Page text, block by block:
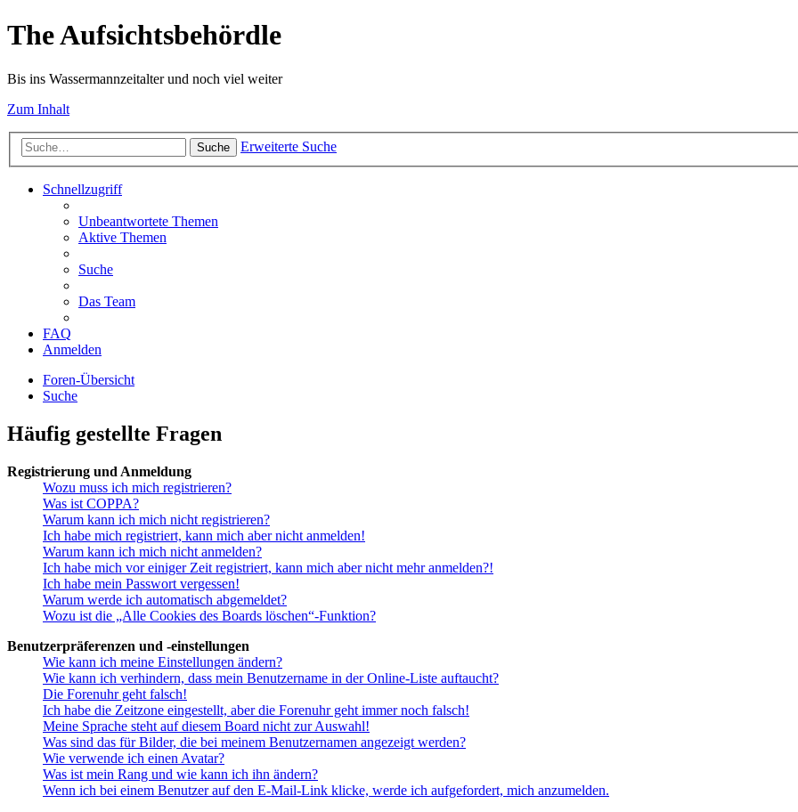
The Aufsichtsbehördle
Bis ins Wassermannzeitalter und noch viel weiter
Zum Inhalt
Suche Erweiterte Suche
Schnellzugriff
Unbeantwortete Themen
Aktive Themen
Suche
Das Team
FAQ
Anmelden
Foren-Übersicht
Suche
Häufig gestellte Fragen
Registrierung und Anmeldung
Wozu muss ich mich registrieren?
Was ist COPPA?
Warum kann ich mich nicht registrieren?
Ich habe mich registriert, kann mich aber nicht anmelden!
Warum kann ich mich nicht anmelden?
Ich habe mich vor einiger Zeit registriert, kann mich aber nicht mehr anmelden?!
Ich habe mein Passwort vergessen!
Warum werde ich automatisch abgemeldet?
Wozu ist die „Alle Cookies des Boards löschen“-Funktion?
Benutzerpräferenzen und -einstellungen
Wie kann ich meine Einstellungen ändern?
Wie kann ich verhindern, dass mein Benutzername in der Online-Liste auftaucht?
Die Forenuhr geht falsch!
Ich habe die Zeitzone eingestellt, aber die Forenuhr geht immer noch falsch!
Meine Sprache steht auf diesem Board nicht zur Auswahl!
Was sind das für Bilder, die bei meinem Benutzernamen angezeigt werden?
Wie verwende ich einen Avatar?
Was ist mein Rang und wie kann ich ihn ändern?
Wenn ich bei einem Benutzer auf den E-Mail-Link klicke, werde ich aufgefordert, mich anzumelden.